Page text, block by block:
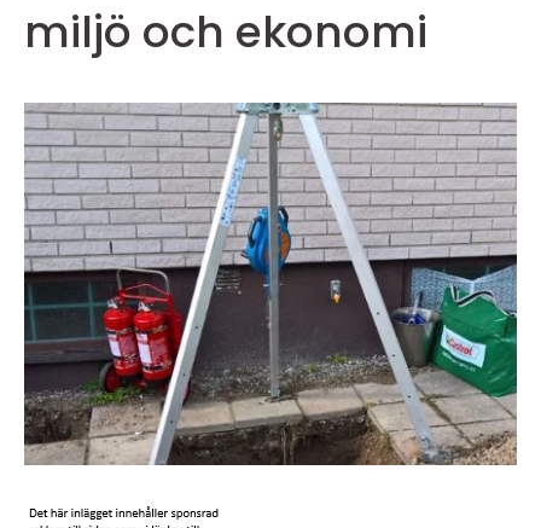
miljö och ekonomi